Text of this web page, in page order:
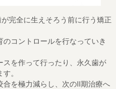
完全に生えそろう前に行う矯正
コントロールを行なっていき
を作って行ったり、永久歯が
。
を極力減らし、次のⅡ期治療へ